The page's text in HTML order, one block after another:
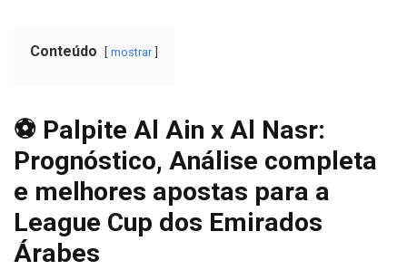
Conteúdo mostrar
⚽ Palpite Al Ain x Al Nasr:
Prognóstico, Análise completa
e melhores apostas para a
League Cup dos Emirados
Árabes